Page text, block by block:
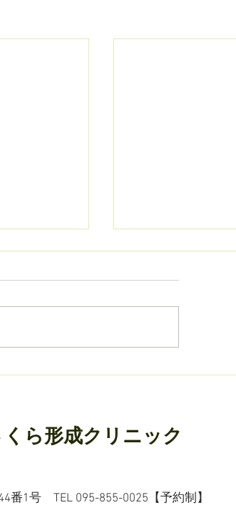
いただきものの
ら形成クリニック
番1号 TEL 095-855-0025 【予約制】